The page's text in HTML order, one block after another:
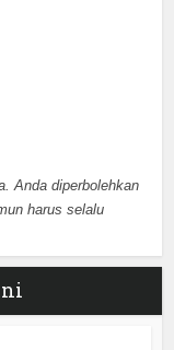
Anda diperbolehkan
harus selalu